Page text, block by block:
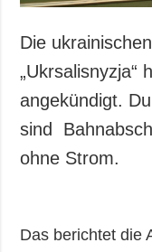
Die
„Ukrsalisnyzja“
angekündigt.
sind
ohne Strom.
Das berichtet die